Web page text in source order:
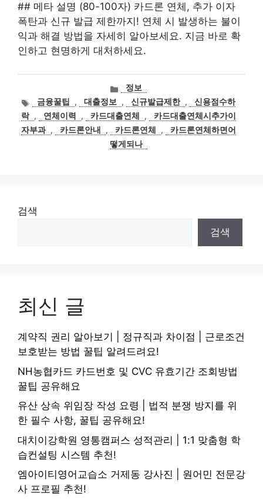
## 메타 설명 (80-100자) 카드론 연체, 추가 이자
폭탄과 신규 발급 제한까지! 연체 시 발생하는 불이
익과 해결 방법을 자세히 알아보세요. 지금 바로 확
인하고 현명하게 대처하세요.
카
고
리
정보
태금융꿀팁 , 대출정보 , 신규발급제한 ,
신용점수하
락 , 연체이력 , 카드대출연체 ,
카드대출연체시추가이
자부과 , 카드론안내 , 카드론연체 ,
카드론연체하면어
떻게되나
검색
검색
최신 글
계약직 권리 알아보기 | 정규직과 차이점 | 근로조건
보호받는 방법 꿀팁 알려드려요!
NH농협카드 카드번호 및 CVC 유효기간 조회방법
꿀팁 공유해요
유산 상속 위임장 작성 요령 | 법적 분쟁 방지를 위
한 필수 사항, 꿀팁 공유해요!
대치이강학원 영통캠퍼스 성적관리 | 1:1 맞춤형 학
습컨설팅 시스템 추천!
엠아이티영어교습소 거제동 강사진 | 원어민 전문강
사 프로필 추천!